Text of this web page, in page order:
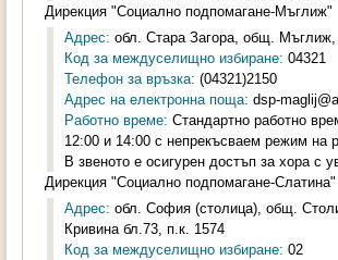
Дирекция "Социално подпомагане-Мъглиж"
Адрес: обл. Стара Загора, общ.
Код за междуселищно избиране: 04321
Телефон за връзка: (04321)2150
Адрес на електронна поща: dsp-
Работно време: Стандартно работно
12:00 и 14:00 с непрекъсваем режим на
В звеното е осигурен достъп за хора с
Дирекция "Социално подпомагане-Слатина"
Адрес: обл. София (столица), общ.
Кривина бл.73, п.к. 1574
Код за междуселищно избиране: 02